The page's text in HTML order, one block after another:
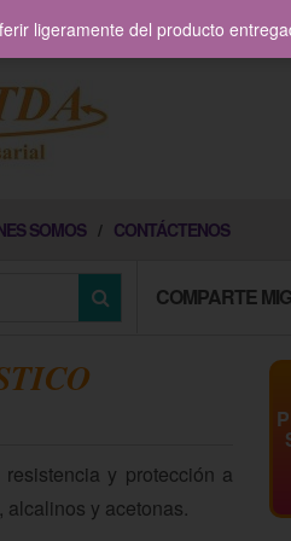
SOMOS CONTÁCTENOS
COMPARTE
y protección a
alcalinos y acetonas.
ligeramente del producto